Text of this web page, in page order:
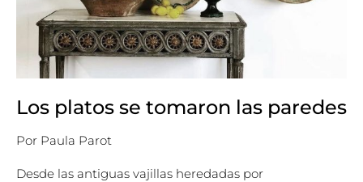
Los platos se tomaron las paredes
Por Paula Parot
Desde las antiguas vajillas heredadas por